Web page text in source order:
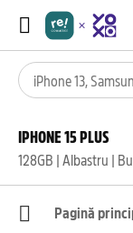
IPHONE 15 PLUS
128GB | Albastru |
Pagină